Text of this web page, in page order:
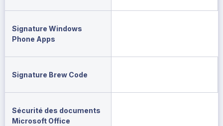
Signature Windows
Phone Apps
Signature Brew Code
Sécurité des documents
Microsoft Office